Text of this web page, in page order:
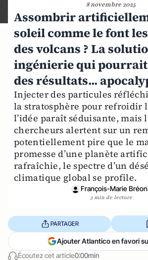
8 novembre 2025
Assombrir
soleil comme le font
des volcans ? La
ingénierie qui
des résultats...
Injecter des particules
la stratosphère pour refroidir
l’idée paraît séduisante, mais
chercheurs alertent sur un
potentiellement pire que le
promesse d’une planète
rafraîchie, le spectre d’un
climatique global se profile.
François-Marie Bréon
3 min de lecture
Écoutez cet article0:00min
PARTAGER
Ajouter Atlantico en favori